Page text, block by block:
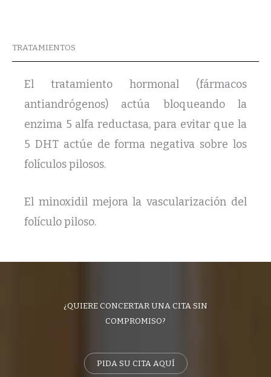
TRATAMIENTOS
El tratamiento hormonal (fármacos
antiandrógenos) actúa bloqueando la
enzima 5 alfa reductasa, para evitar que la
5 DHT actúe de forma negativa sobre los
folículos pilosos.
El minoxidil mejora la vascularización del
folículo piloso.
¿QUIERE CONCERTAR UNA CITA SIN
COMPROMISO?
PIDA SU CITA AQUÍ